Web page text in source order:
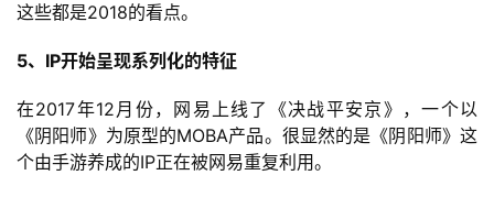
2
0
5
第
十
这些都是2018的看点。
5、IP开始呈现系列化的特征
在2017年12月份，网易上线了《决战平安京》，一个以
《阴阳师》为原型的MOBA产品。很显然的是《阴阳师》这
个由手游养成的IP正在被网易重复利用。